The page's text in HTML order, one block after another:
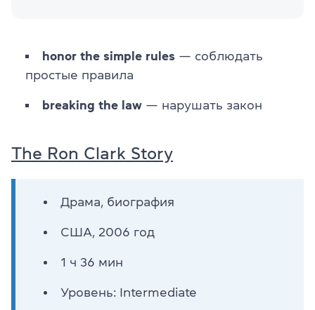
honor the simple rules — соблюдать
простые правила
breaking the law — нарушать закон
The Ron Clark Story
Драма, биография
США, 2006 год
1 ч 36 мин
Уровень: Intermediate